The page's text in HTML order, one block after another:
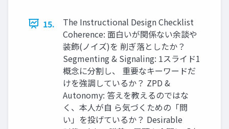
15.
The Instructional Design Checklist
Coherence: 面白いが関係ない余談や
装飾(ノイズ)を 削ぎ落としたか？
Segmenting & Signaling: 1スライド1
概念に分割し、 重要なキーワードだ
けを強調しているか？ ZPD &
Autonomy: 答えを教えるのではな
く、本人が自 ら気づくための「問
い」を投げているか？ Desirable